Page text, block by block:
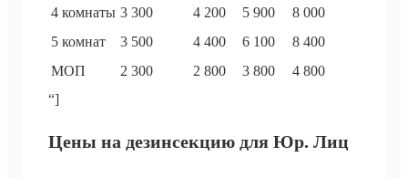
4 комнаты 3 300 4 200 5 900
8 000
5 комнат
3 500 4 400 6 100
8 400
МОП
2 300 2 800 3 800
4 800
“]
Цены на дезинсекцию для Юр. Лиц